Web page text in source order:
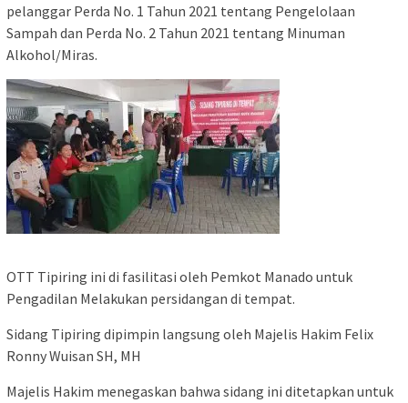
pelanggar Perda No. 1 Tahun 2021 tentang Pengelolaan
Sampah dan Perda No. 2 Tahun 2021 tentang Minuman
Alkohol/Miras.
OTT Tipiring ini di fasilitasi oleh Pemkot Manado untuk
Pengadilan Melakukan persidangan di tempat.
Sidang Tipiring dipimpin langsung oleh Majelis Hakim Felix
Ronny Wuisan SH, MH
Majelis Hakim menegaskan bahwa sidang ini ditetapkan untuk